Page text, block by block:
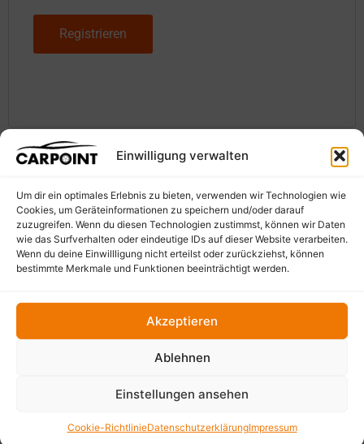
Einwilligung verwalten
Um dir ein optimales Erlebnis zu bieten, verwenden wir Technologien wie
Cookies, um Geräteinformationen zu speichern und/oder darauf
zuzugreifen. Wenn du diesen Technologien zustimmst, können wir Daten
wie das Surfverhalten oder eindeutige IDs auf dieser Website verarbeiten.
Wenn du deine Einwillligung nicht erteilst oder zurückziehst, können
bestimmte Merkmale und Funktionen beeinträchtigt werden.
Akzeptieren
Ablehnen
Einstellungen ansehen
Cookie-RichtlinieDatenschutzerklärungImpressum
Registrieren
SIE FINDEN UNS ÜBERALL